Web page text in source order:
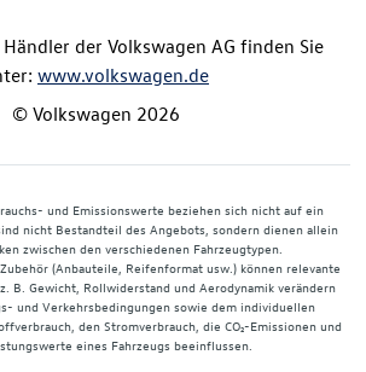
der Volkswagen AG finden Sie
www.volkswagen.de
© Volkswagen 2026
und Emissionswerte beziehen sich nicht auf ein
nicht Bestandteil des Angebots, sondern dienen allein
zwischen den verschiedenen Fahrzeugtypen.
(Anbauteile, Reifenformat usw.) können relevante
B. Gewicht, Rollwiderstand und Aerodynamik verändern
und Verkehrsbedingungen sowie dem individuellen
den Stromverbrauch, die CO₂-Emissionen und
eines Fahrzeugs beeinflussen.